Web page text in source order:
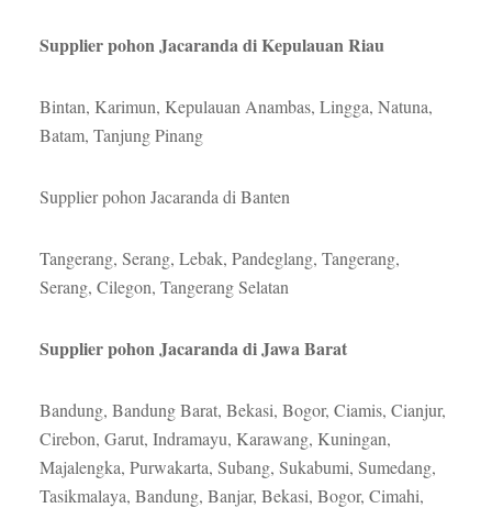
Supplier pohon Jacaranda di Kepulauan Riau
Bintan, Karimun, Kepulauan Anambas, Lingga, Natuna,
Batam, Tanjung Pinang
Supplier pohon Jacaranda di Banten
Tangerang, Serang, Lebak, Pandeglang, Tangerang,
Serang, Cilegon, Tangerang Selatan
Supplier pohon Jacaranda di Jawa Barat
Bandung, Bandung Barat, Bekasi, Bogor, Ciamis, Cianjur,
Cirebon, Garut, Indramayu, Karawang, Kuningan,
Majalengka, Purwakarta, Subang, Sukabumi, Sumedang,
Tasikmalaya, Bandung, Banjar, Bekasi, Bogor, Cimahi,